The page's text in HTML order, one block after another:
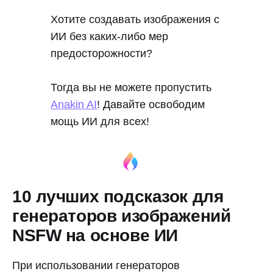
Хотите создавать изображения с
ИИ без каких-либо мер
предосторожности?
Тогда вы не можете пропустить
Anakin AI! Давайте освободим
мощь ИИ для всех!
10 лучших подсказок для
генераторов изображений
NSFW на основе ИИ
При использовании генераторов